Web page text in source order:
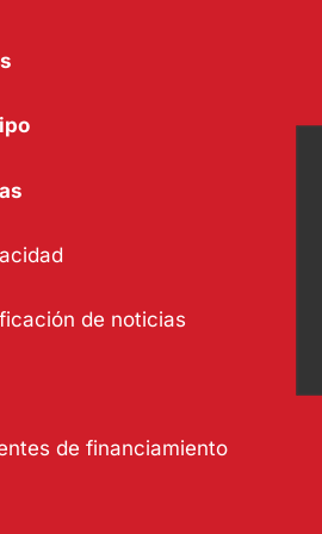
de noticias
de financiamiento